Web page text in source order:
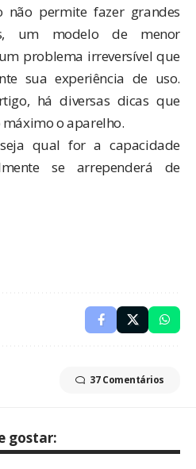
não permite fazer grandes
um modelo de menor
problema irreversível que
sua experiência de uso.
há diversas dicas que
o aparelho.
qual for a capacidade
se arrependerá de
37 Comentários
gostar: